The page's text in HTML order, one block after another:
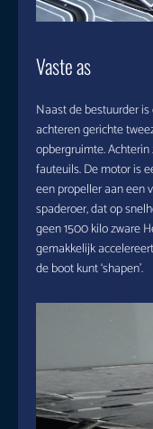
Vaste as
Naast de bestuurder
achteren gerichte
opbergruimte.
fauteuils. De motor is
een propeller aan een
spaderoer, dat op
geen 1500 kilo zware
gemakkelijk
de boot kunt ‘shapen’.